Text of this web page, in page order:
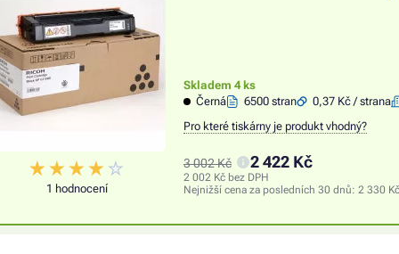
1 hodnocení
Skladem 4 ks
Černá
6500 stran
0,37 Kč / strana
Pro které tiskárny je produkt vhodný?
3 002 Kč 2 422 Kč
2 002 Kč bez DPH
Nejnižší cena za posledních 30 dnů: 2 330 Kč